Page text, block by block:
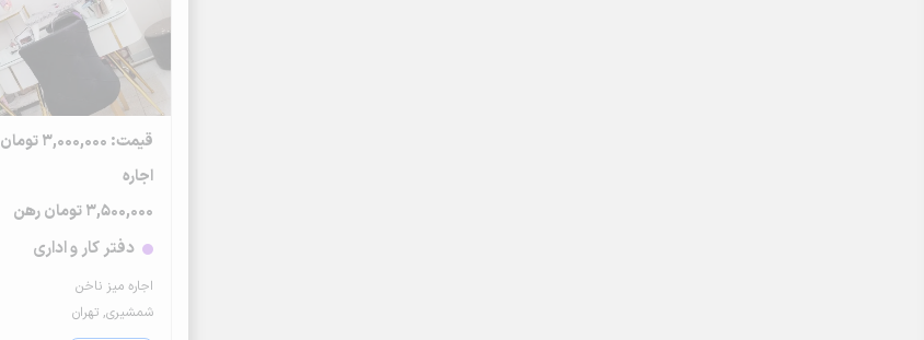
قیمت: 3,000,000 تومان
اجاره
3,500,000 تومان رهن
دفتر کار و اداری
اجاره میز ناخن
شمشیری, تهران